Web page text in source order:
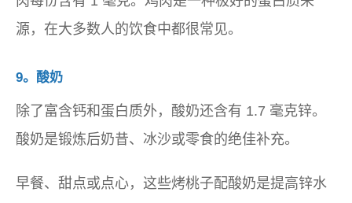
源，在大多数人的饮食中都很常见。
9。酸奶
除了富含钙和蛋白质外，酸奶还含有 1.7 毫克锌。
酸奶是锻炼后奶昔、冰沙或零食的绝佳补充。
早餐、甜点或点心，这些烤桃子配酸奶是提高锌水